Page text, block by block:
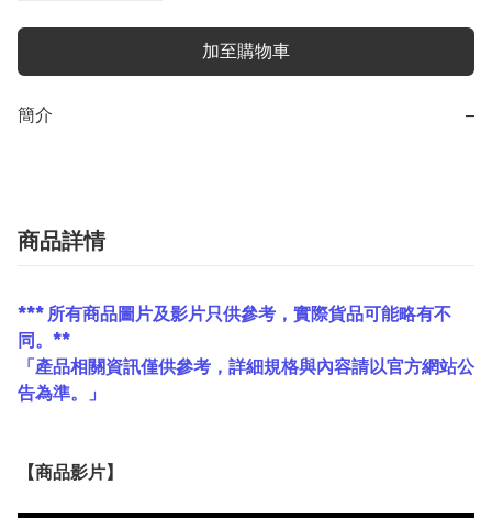
加至購物車
簡介 −
商品詳情
*** 所有商品圖片及影片只供參考，實際貨品可能略有不
同。**
「產品相關資訊僅供參考，詳細規格與內容請以官方網站公
告為準。」
【商品影片】